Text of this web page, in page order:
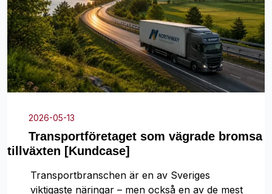
2026-05-13
Transportföretaget som vägrade bromsa
tillväxten [Kundcase]
Transportbranschen är en av Sveriges
viktigaste näringar – men också en av de mest